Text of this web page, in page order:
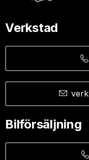
Verkstad
Bilförsäljning